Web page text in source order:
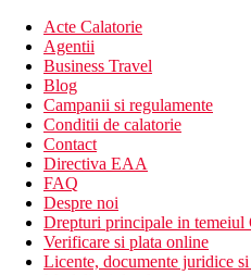
camera depozitare
menaj (contra cost)
piscina
Descrierea plajei
plaja cu nisip
Activitati sportive gratuite
Categoria oficiala
2 stele
Acte Calatorie
Agentii
Business Travel
Blog
Campanii si regulamente
Conditii de calatorie
Contact
Directiva EAA
FAQ
Despre noi
Drepturi principale in
Verificare si plata online
Licente, documente juridice